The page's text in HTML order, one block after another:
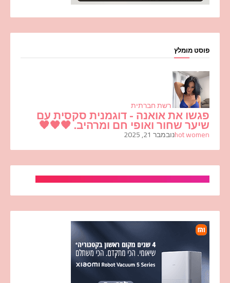
פוסט מומלץ
רשת חברתית
פגשו את אואנה - דוגמנית סקסית עם
שיער שחור ואופי חם ומרהיב. 🖤🖤🖤
hot womenנובמבר 21, 2025